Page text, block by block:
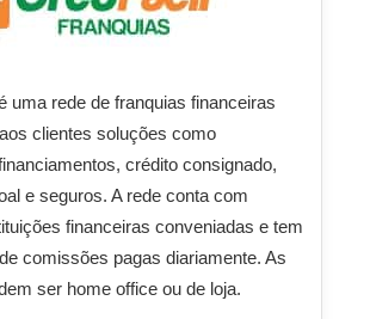
uma rede de franquias financeiras
clientes soluções como
crédito consignado,
e seguros. A rede conta com
financeiras conveniadas e tem
comissões pagas diariamente. As
ser home office ou de loja.